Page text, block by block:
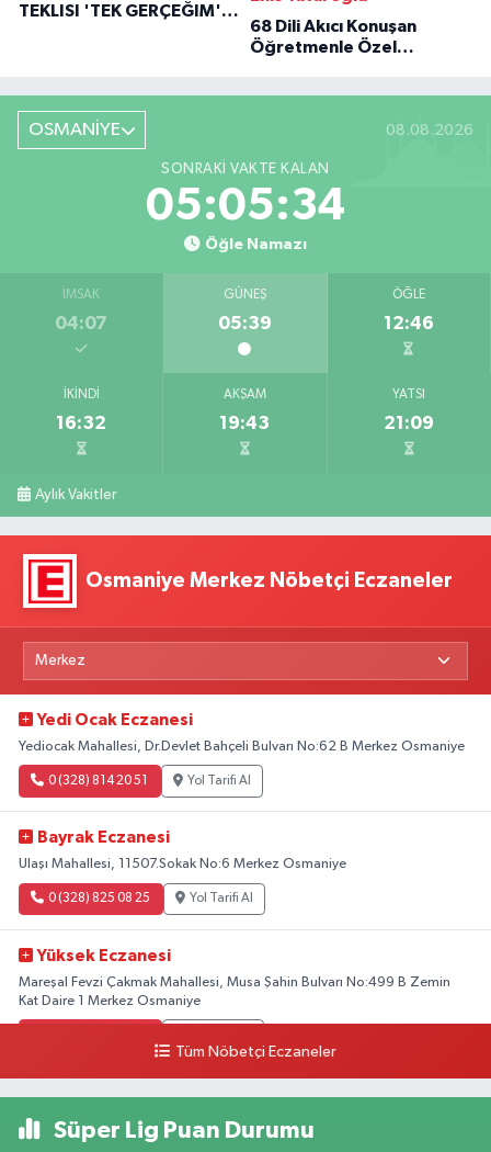
TEKLISI 'TEK GERÇEĞIM'LE
68 Dili Akıcı Konuşan
Öğretmenle Özel
OSMANİYE 08.08.2026
SONRAKI VAKTE KALAN
05:05:33
Öğle Namazı
İMSAK
04:07
GÜNEŞ
05:39
ÖĞLE
12:46
İKINDI
16:32
AKŞAM
19:43
YATSI
21:09
Aylık Vakitler
Osmaniye Merkez Nöbetçi Eczaneler
Yedi Ocak Eczanesi
Yediocak Mahallesi, Dr.Devlet Bahçeli Bulvarı No:62 B Merkez Osmaniye
0 (328) 814 20 51 Yol Tarifi Al
Bayrak Eczanesi
Ulaşı Mahallesi, 11507.Sokak No:6 Merkez Osmaniye
0 (328) 825 08 25 Yol Tarifi Al
Yüksek Eczanesi
Mareşal Fevzi Çakmak Mahallesi, Musa Şahin Bulvarı No:499 B Zemin
Kat Daire 1 Merkez Osmaniye
Tüm Nöbetçi Eczaneler
Süper Lig Puan Durumu